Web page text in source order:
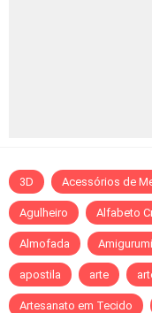
3D Acessórios de
Agulheiro Alfabeto
Almofada Amigurumi
apostila arte
Artesanato em Tecido